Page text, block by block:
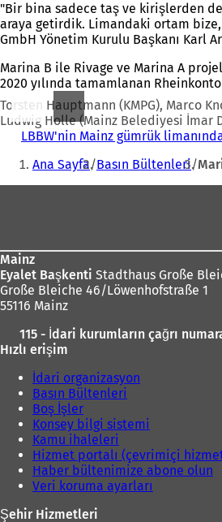
"Bir bina sadece taş ve kirişlerden
araya getirdik. Limandaki ortam
GmbH Yönetim Kurulu Başkanı Karl
Marina B ile Rivage ve Marina A
2020 yılında tamamlanan
Torsten Hauptmann (KMPG), Marco
Ludwig Holle (Mainz Belediyesi İmar
LBBW'nin Mainz gümrük
Buradasınız:
Ana Sayfa Basın Bültenleri
Mainz
Eyalet Başkenti Stadthaus Große
Große Bleiche 46/Löwenhofstraße 1
55116 Mainz
115 - İdari kurumların çağrı
Hızlı erişim
İdari organizasyon
Basın Bültenleri
Boş İşler
Konsey bilgi sistemi
Kamu ihaleleri
Hizmet portalı (çevrimiçi
Haber bültenimize abone olun
Veri koruma ayarları
Şehir Hizmetleri